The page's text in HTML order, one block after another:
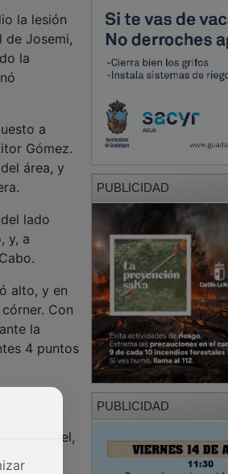
la lesión
de Josemi,
la
a
Gómez.
área, y
lado
y, a
alto, y en
Con
la
4 puntos
(Daniel,
PUBLICIDAD
PUBLICIDAD